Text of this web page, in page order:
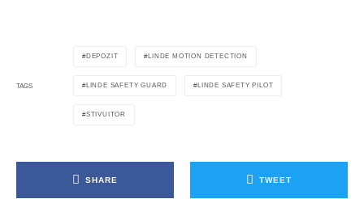
TAGS
DEPOZIT LINDE MOTION DETECTION
LINDE SAFETY GUARD LINDE SAFETY PILOT
STIVUITOR
SHARE TWEET